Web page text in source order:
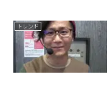
トレンド